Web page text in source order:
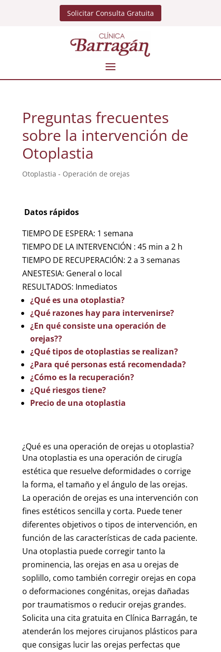
Solicitar Consulta Gratuita
Preguntas frecuentes
sobre la intervención de
Otoplastia
Otoplastia - Operación de orejas
Datos rápidos
TIEMPO DE ESPERA: 1 semana
TIEMPO DE LA INTERVENCIÓN : 45 min a 2 h
TIEMPO DE RECUPERACIÓN: 2 a 3 semanas
ANESTESIA: General o local
RESULTADOS: Inmediatos
¿Qué es una otoplastia?
¿Qué razones hay para intervenirse?
¿En qué consiste una operación de
orejas??
¿Qué tipos de otoplastias se realizan?
¿Para qué personas está recomendada?
¿Cómo es la recuperación?
¿Qué riesgos tiene?
Precio de una otoplastia
¿Qué es una operación de orejas u otoplastia?
Una otoplastia es una operación de cirugía
estética que resuelve deformidades o corrige
la forma, el tamaño y el ángulo de las orejas.
La operación de orejas es una intervención con
fines estéticos sencilla y corta. Puede tener
diferentes objetivos o tipos de intervención, en
función de las características de cada paciente.
Una otoplastia puede corregir tanto la
prominencia, las orejas en asa u orejas de
soplillo, como también corregir orejas en copa
o deformaciones congénitas, orejas dañadas
por traumatismos o reducir orejas grandes.
Solicita una cita gratuita en Clínica Barragán, te
atenderán los mejores cirujanos plásticos para
que consigas lucir las orejas perfectas que